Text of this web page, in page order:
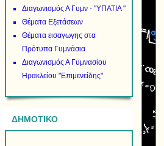
Διαγωνισμός Α Γυμν - "ΥΠΑΤΙΑ "
Θέματα Εξετάσεων
Θέματα εισαγωγης στα
Πρότυπα Γυμνάσια
Διαγωνισμός Α Γυμνασίου
Ηρακλείου "Επιμενείδης"
ΔΗΜΟΤΙΚΟ